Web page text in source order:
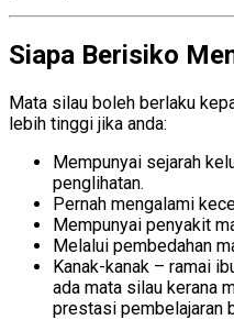
Siapa Berisiko
Mata silau boleh berlaku
lebih tinggi jika anda:
Mempunyai sejarah
penglihatan.
Pernah mengalami
Mempunyai penyakit
Melalui pembedahan
Kanak-kanak – ramai
ada mata silau kerana
prestasi pembelajaran